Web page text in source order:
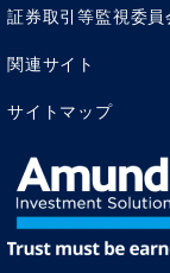
と不幸を招く」
なれない」と信
ではないでしょう
⑤は、ネガティ
定してあるため
「謙虚さ」を失
場合、失う対象
証券取引等監視委員
関連サイト
サイトマップ